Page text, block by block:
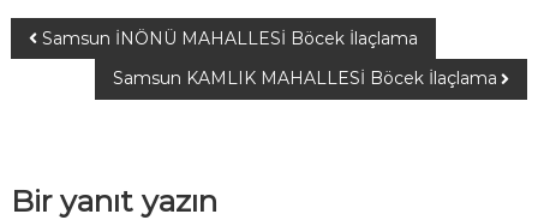
Samsun İNÖNÜ MAHALLESİ Böcek İlaçlama
Samsun KAMLIK MAHALLESİ Böcek İlaçlama
Bir yanıt yazın